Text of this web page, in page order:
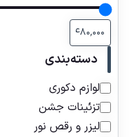
دسته‌بندی
لوازم دکوری
تزئینات جشن
لیزر و رقص نور